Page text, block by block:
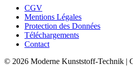
CGV
Mentions Légales
Protection des Données
Téléchargements
Contact
© 2026 Moderne Kunststoff-Technik |